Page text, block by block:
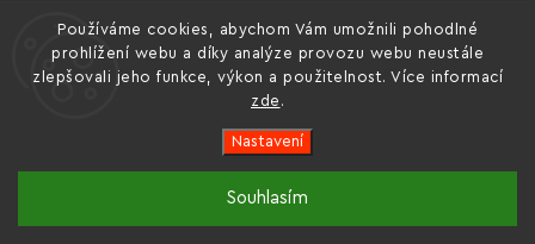
Používáme cookies, abychom Vám umožnili pohodlné
prohlížení webu a díky analýze provozu webu neustále
zlepšovali jeho funkce, výkon a použitelnost. Více informací
zde .
Nastavení
Souhlasím
Oficiální e-shop značky nářadí Dnipro-M pro Česko a
Slovensko.
PŘIJÍMÁME ONLINE PLATBY